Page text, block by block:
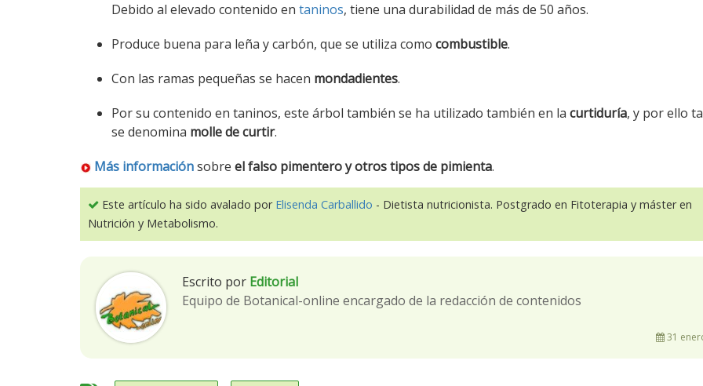
Debido al elevado contenido en taninos, tiene una durabilidad de más de 50 años.
Produce buena para leña y carbón, que se utiliza como combustible.
Con las ramas pequeñas se hacen mondadientes.
Por su contenido en taninos, este árbol también se ha utilizado también en la curtiduría, y por ello
se denomina molle de curtir.
Más informaciónsobre el falso pimentero y otros tipos de pimienta.
Este artículo ha sido avalado por Elisenda Carballido - Dietista nutricionista. Postgrado en Fitoterapia y máster en
Nutrición y Metabolismo.
Escrito por Editorial
Equipo de Botanical-online encargado de la redacción de contenidos
31